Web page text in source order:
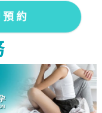
約